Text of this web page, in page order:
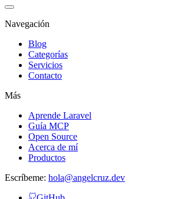
Navegación
Blog
Categorías
Servicios
Contacto
Más
Aprende Laravel
Guía MCP
Open Source
Acerca de mí
Productos
Escríbeme: hola@angelcruz.dev